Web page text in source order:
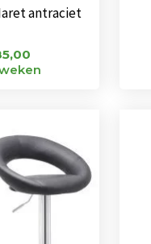
antraciet
is:
€ 102,00.